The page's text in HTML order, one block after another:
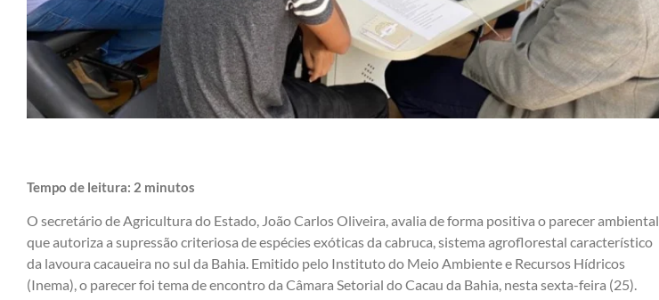
Tempo de leitura: 2 minutos
O secretário de Agricultura do Estado, João Carlos Oliveira, avalia de forma positiva o parecer ambiental
que autoriza a supressão criteriosa de espécies exóticas da cabruca, sistema agroflorestal característico
da lavoura cacaueira no sul da Bahia. Emitido pelo Instituto do Meio Ambiente e Recursos Hídricos
(Inema), o parecer foi tema de encontro da Câmara Setorial do Cacau da Bahia, nesta sexta-feira (25).